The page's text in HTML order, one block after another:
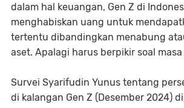
dalam hal keuangan, Gen Z di
menghabiskan uang untuk
tertentu dibandingkan menabung
aset. Apalagi harus berpikir soal
Survei Syarifudin Yunus tentang
di kalangan Gen Z (Desember 2024)